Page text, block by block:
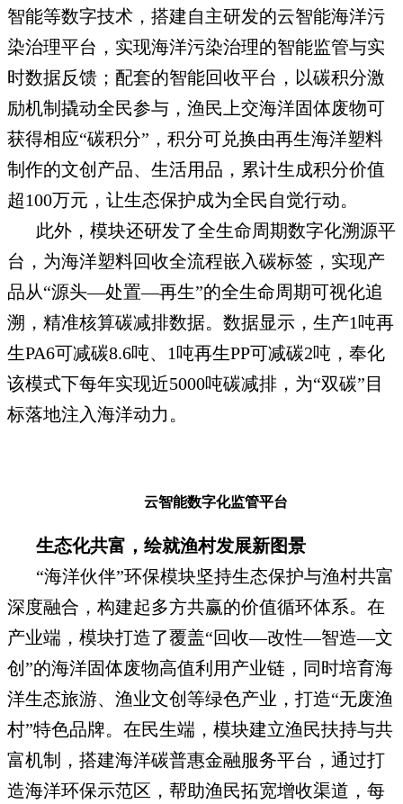
智能等数字技术，搭建自主研发的云智能海洋污
染治理平台，实现海洋污染治理的智能监管与实
时数据反馈；配套的智能回收平台，以碳积分激
励机制撬动全民参与，渔民上交海洋固体废物可
获得相应“碳积分”，积分可兑换由再生海洋塑料
制作的文创产品、生活用品，累计生成积分价值
超100万元，让生态保护成为全民自觉行动。
此外，模块还研发了全生命周期数字化溯源平
台，为海洋塑料回收全流程嵌入碳标签，实现产
品从“源头—处置—再生”的全生命周期可视化追
溯，精准核算碳减排数据。数据显示，生产1吨再
生PA6可减碳8.6吨、1吨再生PP可减碳2吨，奉化
该模式下每年实现近5000吨碳减排，为“双碳”目
标落地注入海洋动力。
云智能数字化监管平台
生态化共富，绘就渔村发展新图景
“海洋伙伴”环保模块坚持生态保护与渔村共富
深度融合，构建起多方共赢的价值循环体系。在
产业端，模块打造了覆盖“回收—改性—智造—文
创”的海洋固体废物高值利用产业链，同时培育海
洋生态旅游、渔业文创等绿色产业，打造“无废渔
村”特色品牌。在民生端，模块建立渔民扶持与共
富机制，搭建海洋碳普惠金融服务平台，通过打
造海洋环保示范区，帮助渔民拓宽增收渠道，每